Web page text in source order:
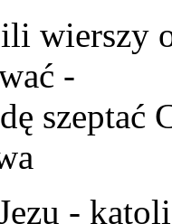
wierszy
-
szeptać
-